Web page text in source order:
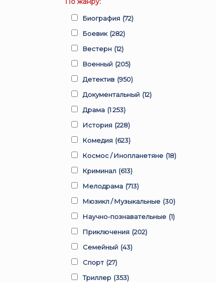
Биография (72)
Боевик (282)
Вестерн (12)
Военный (205)
Детектив (950)
Документальный (12)
Драма (1 253)
История (228)
Комедия (623)
Космос / Инопланетяне (18)
Криминал (613)
Мелодрама (713)
Мюзикл / Музыкальные (30)
Научно-познавательные (1)
Приключения (202)
Семейный (43)
Спорт (27)
Триллер (353)